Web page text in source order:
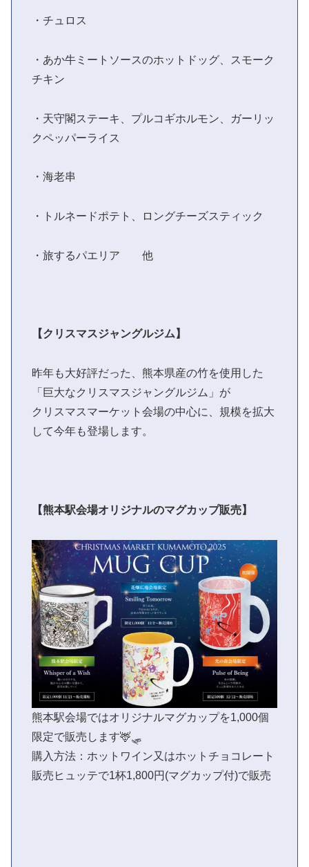
・チュロス
・あか牛ミートソースのホットドッグ、スモーク
チキン
・天守閣ステーキ、プルコギホルモン、ガーリッ
クペッパーライス
・海老串
・トルネードポテト、ロングチーズスティック
・旅するパエリア 他
【クリスマスジャングルジム】
昨年も大好評だった、熊本県産の竹を使用した
「巨大なクリスマスジャングルジム」が
クリスマスマーケット会場の中心に、規模を拡大
して今年も登場します。
【熊本駅会場オリジナルのマグカップ販売】
熊本駅会場ではオリジナルマグカップを1,000個
限定で販売します🦌🛷
購入方法：ホットワイン又はホットチョコレート
販売ヒュッテで1杯1,800円(マグカップ付)で販売